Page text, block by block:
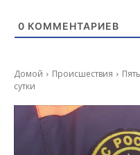
0 КОММЕНТАРИЕВ